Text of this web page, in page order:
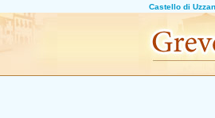
Castello di